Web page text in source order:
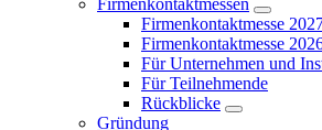
Firmenkontaktmessen
Firmenkontaktmesse
Firmenkontaktmesse
Für Unternehmen und
Für Teilnehmende
Rückblicke
Gründung